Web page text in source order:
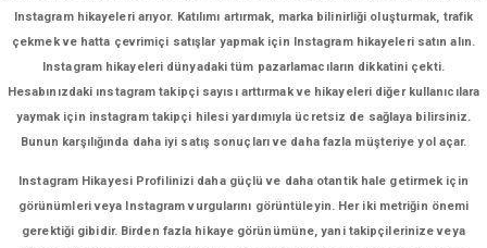
Instagram hikayeleri arıyor. Katılımı artırmak, marka bilinirliği oluşturmak, trafik
çekmek ve hatta çevrimiçi satışlar yapmak için Instagram hikayeleri satın alın.
Instagram hikayeleri dünyadaki tüm pazarlamacıların dikkatini çekti.
Hesabınızdaki ınstagram takipçi sayısı arttırmak ve hikayeleri diğer kullanıcılara
yaymak için instagram takipçi hilesi yardımıyla ücretsiz de sağlaya bilirsiniz.
Bunun karşılığında daha iyi satış sonuçları ve daha fazla müşteriye yol açar.
Instagram Hikayesi Profilinizi daha güçlü ve daha otantik hale getirmek için
görünümleri veya Instagram vurgularını görüntüleyin. Her iki metriğin önemi
gerektiği gibidir. Birden fazla hikaye görünümüne, yani takipçilerinize veya